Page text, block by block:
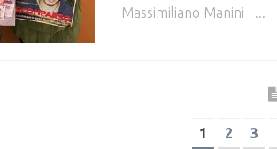
Massimiliano Manini ...
1 2 3